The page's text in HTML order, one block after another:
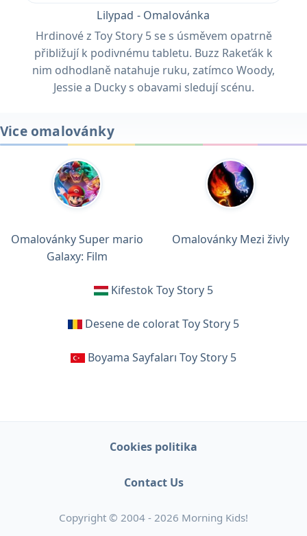
Lilypad - Omalovánka
Hrdinové z Toy Story 5 se s úsměvem opatrně
přibližují k podivnému tabletu. Buzz Rakeťák k
nim odhodlaně natahuje ruku, zatímco Woody,
Jessie a Ducky s obavami sledují scénu.
Vice omalovánky
Omalovánky Super mario
Galaxy: Film
Omalovánky Mezi živly
Kifestok Toy Story 5
Desene de colorat Toy Story 5
Boyama Sayfaları Toy Story 5
Cookies politika
Contact Us
Copyright © 2004 - 2026 Morning Kids!